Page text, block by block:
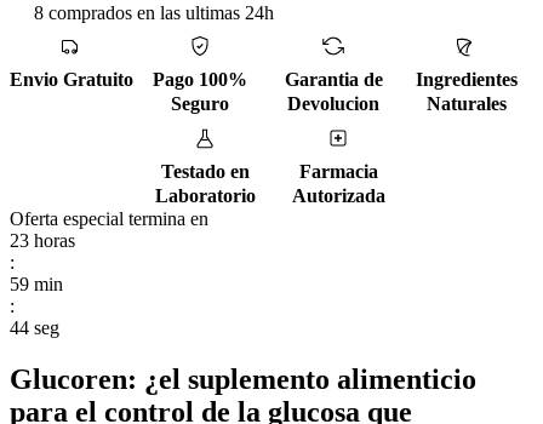
8 comprados en las ultimas 24h
Envio Gratuito
Pago 100%
Seguro
Garantia de
Devolucion
Ingredientes
Naturales
Testado en
Laboratorio
Farmacia
Autorizada
Oferta especial termina en
23 horas
:
59 min
:
43 seg
Glucoren: ¿el suplemento alimenticio
para el control de la glucosa que